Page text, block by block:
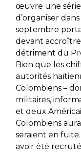
œuvre une
d’organiser
septembre
devant
détriment du
Bien que les
autorités
Colombiens –
militaires,
et deux
Colombiens
seraient en
avoir été